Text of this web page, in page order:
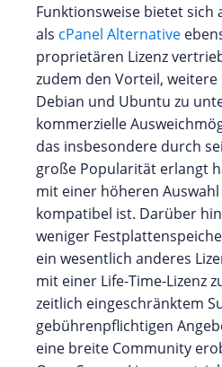
Funktionsweise bietet sich
als cPanel Alternative
proprietären Lizenz
zudem den Vorteil,
Debian und Ubuntu zu
kommerzielle
das insbesondere durch
große Popularität erlangt
mit einer höheren
kompatibel ist. Darüber
weniger
ein wesentlich anderes
mit einer Life-Time-Lizenz
zeitlich eingeschränktem
gebührenpflichtigen
eine breite Community